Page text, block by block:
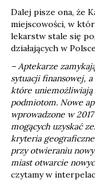
Dalej pisze ona, że
miejscowości, w
lekarstw stale się
działających w
– Aptekarze
sytuacji finansowej,
które uniemożliwiają
podmiotom. Nowe
wprowadzone w
mogących uzyskać
kryteria
przy otwieraniu
miast otwarcie
czytamy w